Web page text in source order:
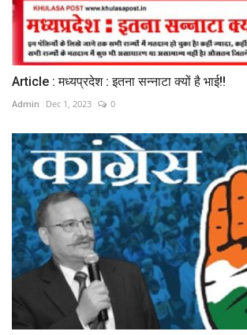
Article : मध्यप्रदेश : इतना सन्नाटा क्यों है भाई!!
Admin Dec 1, 2023 0